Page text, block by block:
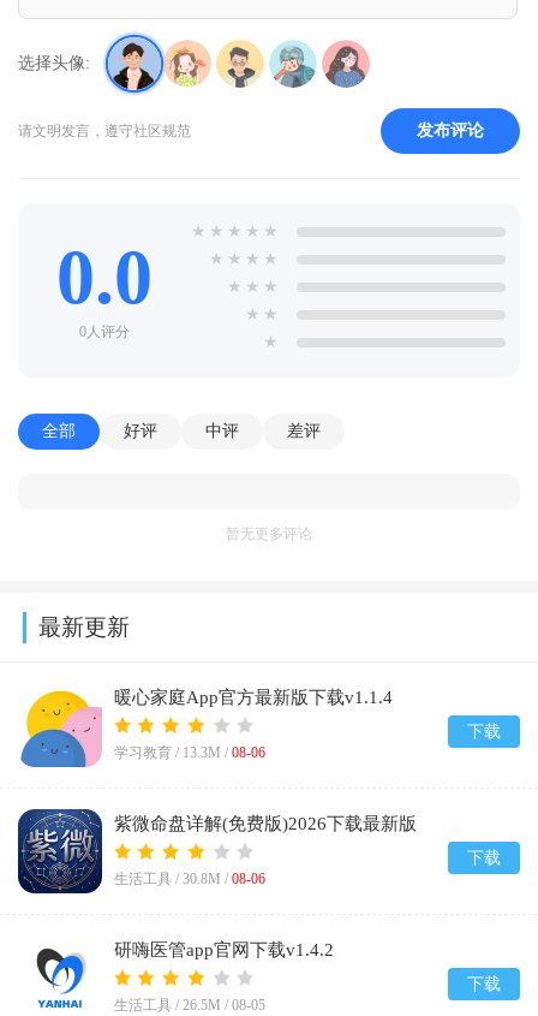
选择头像:
请文明发言，遵守社区规范 发布评论
0.0
0人评分
★ ★ ★ ★ ★
★ ★ ★ ★
★ ★ ★
★ ★
★
全部 好评 中评 差评
暂无更多评论
最新更新
暖心家庭App官方最新版下载v1.1.4
学习教育 / 13.3M / 08-06
下载
紫微命盘详解(免费版)2026下载最新版
v1.1
生活工具 / 30.8M / 08-06
下载
研嗨医管app官网下载v1.4.2
生活工具 / 26.5M / 08-05
下载